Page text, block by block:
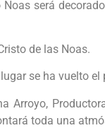
será
de las Noas.
se ha vuelto
Arroyo,
toda una